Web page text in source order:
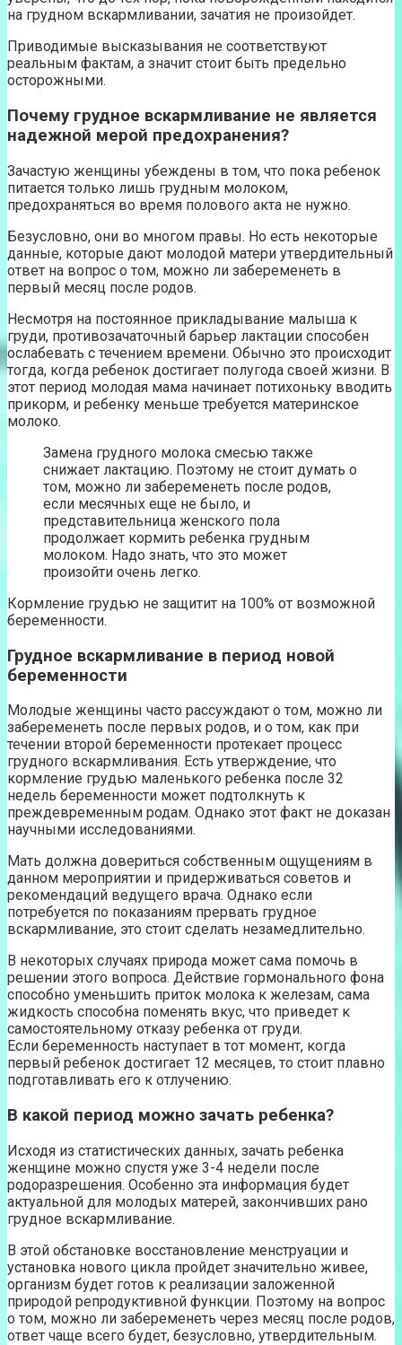
на грудном вскармливании, зачатия не произойдет.
Приводимые высказывания не соответствуют
реальным фактам, а значит стоит быть предельно
осторожными.
Почему грудное вскармливание не является
надежной мерой предохранения?
Зачастую женщины убеждены в том, что пока ребенок
питается только лишь грудным молоком,
предохраняться во время полового акта не нужно.
Безусловно, они во многом правы. Но есть некоторые
данные, которые дают молодой матери утвердительный
ответ на вопрос о том, можно ли забеременеть в
первый месяц после родов.
Несмотря на постоянное прикладывание малыша к
груди, противозачаточный барьер лактации способен
ослабевать с течением времени. Обычно это происходит
тогда, когда ребенок достигает полугода своей жизни. В
этот период молодая мама начинает потихоньку вводить
прикорм, и ребенку меньше требуется материнское
молоко.
Замена грудного молока смесью также
снижает лактацию. Поэтому не стоит думать о
том, можно ли забеременеть после родов,
если месячных еще не было, и
представительница женского пола
продолжает кормить ребенка грудным
молоком. Надо знать, что это может
произойти очень легко.
Кормление грудью не защитит на 100% от возможной
беременности.
Грудное вскармливание в период новой
беременности
Молодые женщины часто рассуждают о том, можно ли
забеременеть после первых родов, и о том, как при
течении второй беременности протекает процесс
грудного вскармливания. Есть утверждение, что
кормление грудью маленького ребенка после 32
недель беременности может подтолкнуть к
преждевременным родам. Однако этот факт не доказан
научными исследованиями.
Мать должна довериться собственным ощущениям в
данном мероприятии и придерживаться советов и
рекомендаций ведущего врача. Однако если
потребуется по показаниям прервать грудное
вскармливание, это стоит сделать незамедлительно.
В некоторых случаях природа может сама помочь в
решении этого вопроса. Действие гормонального фона
способно уменьшить приток молока к железам, сама
жидкость способна поменять вкус, что приведет к
самостоятельному отказу ребенка от груди.
Если беременность наступает в тот момент, когда
первый ребенок достигает 12 месяцев, то стоит плавно
подготавливать его к отлучению.
В какой период можно зачать ребенка?
Исходя из статистических данных, зачать ребенка
женщине можно спустя уже 3-4 недели после
родоразрешения. Особенно эта информация будет
актуальной для молодых матерей, закончивших рано
грудное вскармливание.
В этой обстановке восстановление менструации и
установка нового цикла пройдет значительно живее,
организм будет готов к реализации заложенной
природой репродуктивной функции. Поэтому на вопрос
о том, можно ли забеременеть через месяц после родов,
ответ чаще всего будет, безусловно, утвердительным.